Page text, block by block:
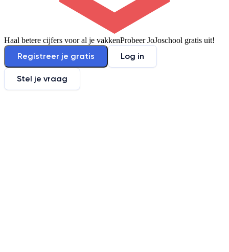
Haal betere cijfers voor al je vakkenProbeer JoJoschool gratis uit!
Registreer je gratis Log in
Stel je vraag